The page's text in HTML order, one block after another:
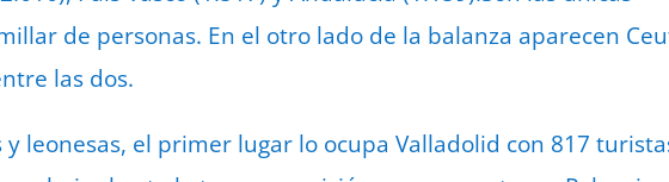
de personas. En el otro lado de la balanza aparecen
las dos.
leonesas, el primer lugar lo ocupa Valladolid con 817